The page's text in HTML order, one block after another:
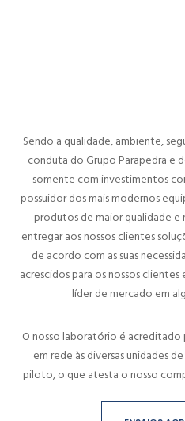
Sendo a qualidade, ambiente,
conduta do Grupo Parapedra e
somente com investimentos
possuidor dos mais modernos
produtos de maior qualidade e
entregar aos nossos clientes
de acordo com as suas
acrescidos para os nossos
líder de mercado em
O nosso laboratório é acreditado
em rede às diversas unidades
piloto, o que atesta o nosso